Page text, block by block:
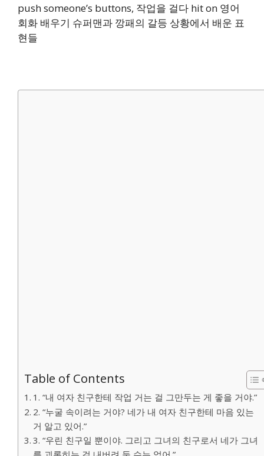
push someone’s buttons, 작업을 걸다 hit on 영어
회화 배우기 슈퍼맨과 깡패의 갈등 상황에서 배운 표
현들
Table of Contents
1. “내 여자 친구한테 작업 거는 걸 그만두는 게 좋을 거야.”
2. “누굴 속이려는 거야? 네가 내 여자 친구한테 마음 있는
거 알고 있어.”
3. “우린 친구일 뿐이야. 그리고 그녀의 친구로서 네가 그녀